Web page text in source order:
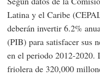
Latina y el Caribe
deberán invertir 6.2%
(PIB) para satisfacer sus
en el periodo 2012-2020.
friolera de 320,000